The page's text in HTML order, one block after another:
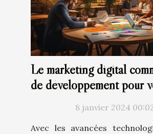
Le marketing digital
de développement pour
8 janvier 2024
Avec les avancées